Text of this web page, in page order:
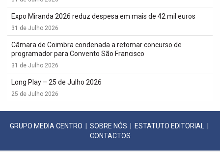
Expo Miranda 2026 reduz despesa em mais de 42 mil euros
31 de Julho 2026
Câmara de Coimbra condenada a retomar concurso de
programador para Convento São Francisco
31 de Julho 2026
Long Play – 25 de Julho 2026
25 de Julho 2026
GRUPO MEDIA CENTRO SOBRE NÓS ESTATUTO EDITORIAL
CONTACTOS